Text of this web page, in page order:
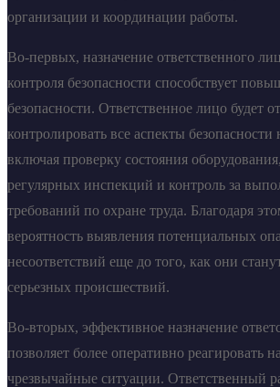
организации и координации работы.
Во-первых, назначение ответственного
контроля безопасности способствует
безопасности. Ответственное лицо будет
контролировать все аспекты безопасности
включая проверку состояния
регулярных инспекций и контроль за
требований по охране труда. Благодаря
вероятность выявления потенциальных
несоответствий еще до того, как они
серьезных происшествий.
Во-вторых, эффективное назначение
позволяет более оперативно реагировать
чрезвычайные ситуации. Ответственный